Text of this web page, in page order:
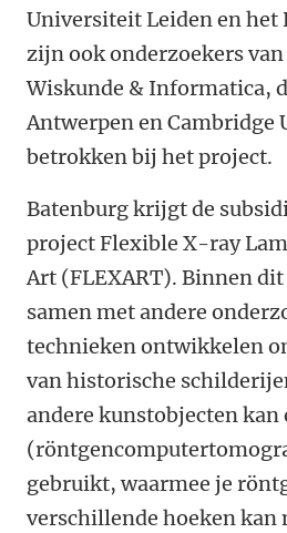
Universiteit Leiden en het
zijn ook onderzoekers
Wiskunde & Informatica,
Antwerpen en Cambridge
betrokken bij het project.
Batenburg krijgt de
projectFlexible X-ray
Art (FLEXART). Binnen
samen met andere
technieken ontwikkelen
van historische
andere kunstobjecten kan
gebruikt, waarmee je
verschillende hoeken kan